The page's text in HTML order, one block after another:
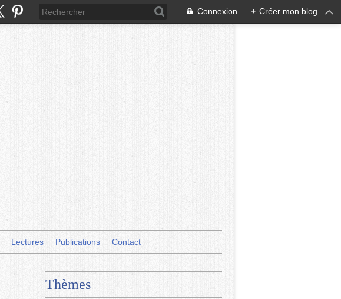
Connexion + Créer mon blog
Lectures Publications Contact
Thèmes